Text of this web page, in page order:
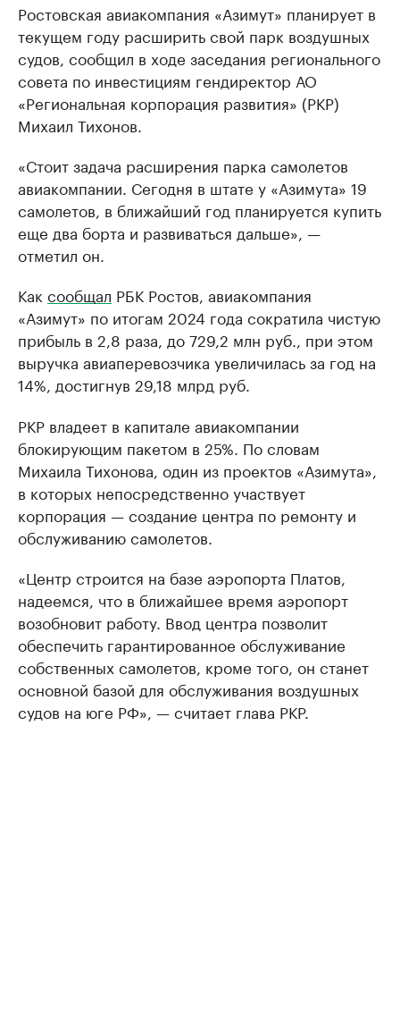
Ростовская авиакомпания «Азимут» планирует в
текущем году расширить свой парк воздушных
судов, сообщил в ходе заседания регионального
совета по инвестициям гендиректор АО
«Региональная корпорация развития» (РКР)
Михаил Тихонов.
«Стоит задача расширения парка самолетов
авиакомпании. Сегодня в штате у «Азимута» 19
самолетов, в ближайший год планируется купить
еще два борта и развиваться дальше», —
отметил он.
Как сообщал РБК Ростов, авиакомпания
«Азимут» по итогам 2024 года сократила чистую
прибыль в 2,8 раза, до 729,2 млн руб., при этом
выручка авиаперевозчика увеличилась за год на
14%, достигнув 29,18 млрд руб.
РКР владеет в капитале авиакомпании
блокирующим пакетом в 25%. По словам
Михаила Тихонова, один из проектов «Азимута»,
в которых непосредственно участвует
корпорация — создание центра по ремонту и
обслуживанию самолетов.
«Центр строится на базе аэропорта Платов,
надеемся, что в ближайшее время аэропорт
возобновит работу. Ввод центра позволит
обеспечить гарантированное обслуживание
собственных самолетов, кроме того, он станет
основной базой для обслуживания воздушных
судов на юге РФ», — считает глава РКР.